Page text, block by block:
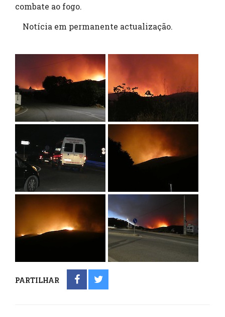
combate ao fogo.
Notícia em permanente actualização.
PARTILHAR